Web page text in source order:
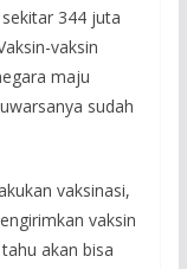
344 juta
vaksin
maju
sudah
vaksinasi,
vaksin
akan bisa